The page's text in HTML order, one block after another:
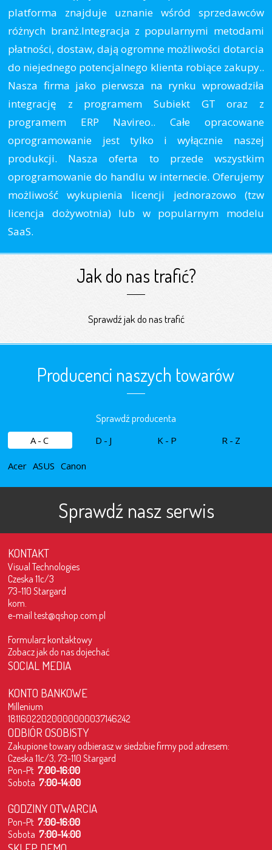
platforma znajduje uznanie wśród sprzedawców
różnych branż.Integracja z popularnymi metodami
płatności, dostaw, dają ogromne możliwości dotarcia
do niejednego potencjalnego klienta robiące zakupy..
Nasza firma jako pierwsza na rynku wprowadziła
integrację z programem Subiekt GT oraz z
programem ERP Navireo.. Całe opracowane
oprogramowanie jest tylko i wyłącznie naszej
produkcji. Nasza oferta to przede wszystkim
oprogramowanie do handlu w internecie. Oferujemy
możliwość wykupienia licencji jednorazowo (tzw
licencja dożywotnia) lub w popularnym modelu
SaaS.
Jak do nas trafić?
Sprawdź jak do nas trafić
Producenci naszych towarów
Sprawdź producenta
A-C D-J K-P R-Z
Acer ASUS Canon
Sprawdź nasz serwis
KONTAKT
Visual Technologies
Czeska 11c/3
73-110 Stargard
kom.
e-mailtest@qshop.com.pl
Formularz kontaktowy
Zobacz jak do nas dojechać
SOCIAL MEDIA
KONTO BANKOWE
Millenium
18116022020000000037146242
ODBIÓR OSOBISTY
Zakupione towary odbierasz w siedzibie firmy pod adresem:
Czeska 11c/3, 73-110 Stargard
Pon-Pt7:00-16:00
Sobota7:00-14:00
GODZINY OTWARCIA
Pon-Pt7:00-16:00
Sobota7:00-14:00